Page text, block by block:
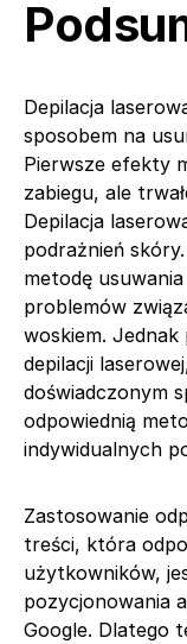
Depilacja
sposobem na
Pierwsze efekty
zabiegu, ale
Depilacja
podrażnień
metodę
problemów
woskiem.
depilacji
doświadczonym
odpowiednią
indywidualnych
Zastosowanie
treści, która
użytkowników,
pozycjonowania
Google. Dlatego